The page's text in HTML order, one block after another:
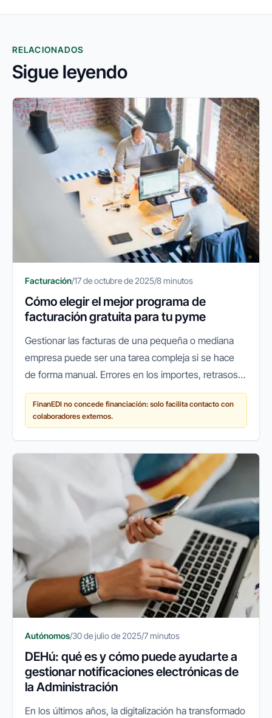
RELACIONADOS
Sigue leyendo
Facturación/17 de octubre de 2025/8 minutos
Cómo elegir el mejor programa de
facturación gratuita para tu pyme
Gestionar las facturas de una pequeña o mediana
empresa puede ser una tarea compleja si se hace
de forma manual. Errores en los importes, retrasos
en los cobros o pérdidas de documentos son
problemas habituales que...
FinanEDI no concede financiación: solo facilita contacto con
colaboradores externos.
Autónomos/30 de julio de 2025/7 minutos
DEHú: qué es y cómo puede ayudarte a
gestionar notificaciones electrónicas de
la Administración
En los últimos años, la digitalización ha transformado